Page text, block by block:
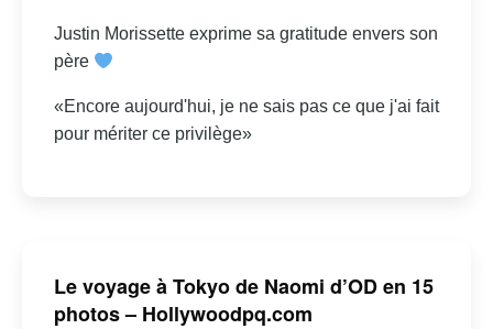
Justin Morissette exprime sa gratitude envers son
père
«Encore aujourd'hui, je ne sais pas ce que j'ai fait
pour mériter ce privilège»
Le voyage à Tokyo de Naomi d’OD en 15
photos – Hollywoodpq.com